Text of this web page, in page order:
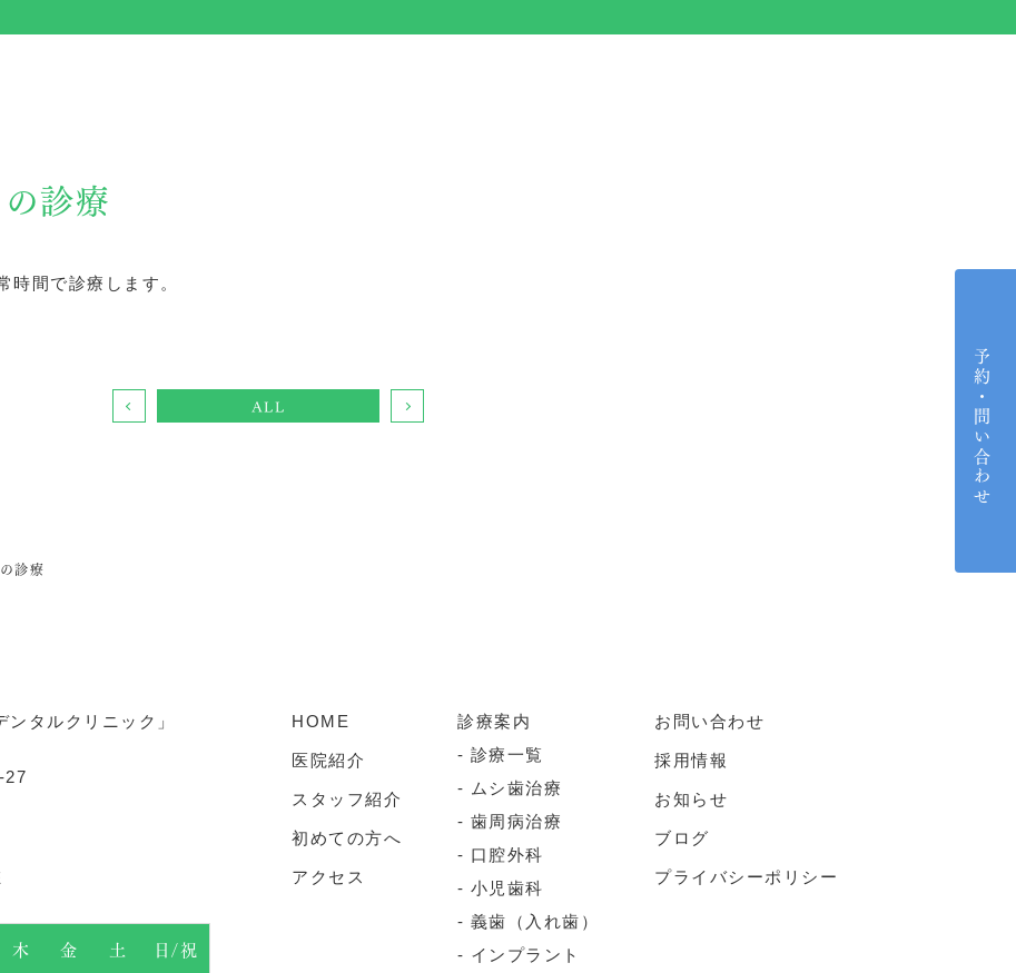
診療
時間で診療します。
ALL
診療
27
木 金 土 日/祝
HOME
医院紹介
スタッフ紹介
初めての方へ
アクセス
診療案内
診療一覧
ムシ歯治療
歯周病治療
口腔外科
小児歯科
義歯（入れ歯）
インプラント
お問い合わせ
採用情報
お知らせ
ブログ
プライバシーポリシー
予約・問い合わせ